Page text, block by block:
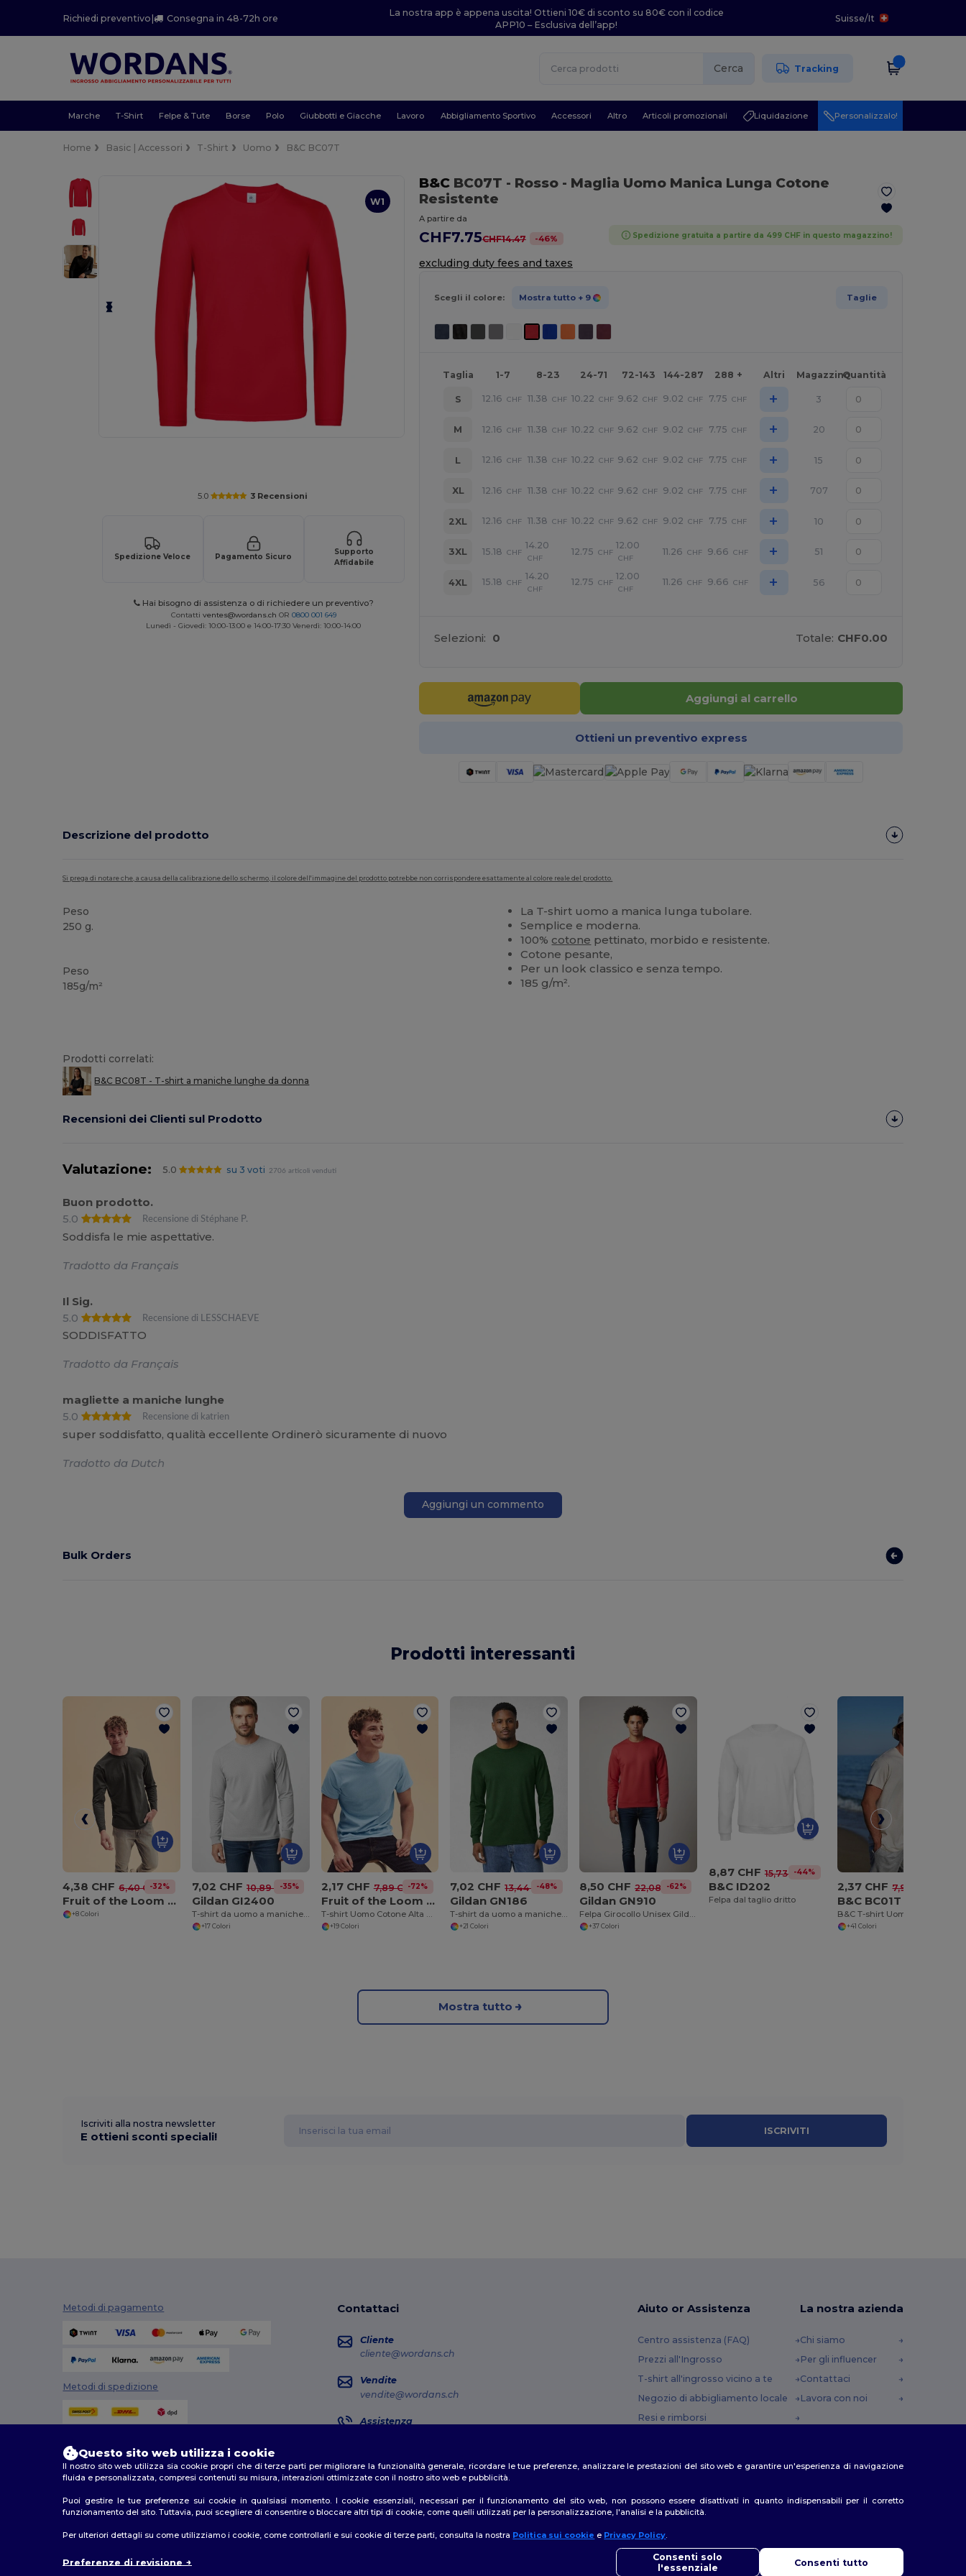
Richiedi preventivo| Consegna in 48-72h ore
La nostra app è appena uscita! Ottieni 10€ di sconto su 80€ con il codice
APP10 – Esclusiva dell’app!
Suisse/It
Cerca Tracking
Marche T-Shirt Felpe & Tute Borse Polo Giubbotti e Giacche Lavoro Abbigliamento Sportivo Accessori Altro Articoli promozionali Liquidazione Personalizzalo!
Home Basic | Accessori T-Shirt Uomo B&C BC07T
W1
5.0 3 Recensioni
Spedizione Veloce Pagamento Sicuro
Supporto
Affidabile
Hai bisogno di assistenza o di richiedere un preventivo?
Contatti ventes@wordans.ch OR 0800 001 649
Lunedì - Giovedì: 10:00-13:00 e 14:00-17:30 Venerdì: 10:00-14:00
B&CBC07T - Rosso- Maglia Uomo Manica Lunga Cotone
Resistente
A partire da
CHF7.75CHF14.47 -46% Spedizione gratuita a partire da 499 CHF in questo magazzino!
excluding duty fees and taxes
Scegli il colore: Mostra tutto + 9 Taglie
Taglia 1-7 8-23 24-71 72-143 144-287 288 + Altri MagazzinoQuantità
S 12.16 CHF 11.38 CHF 10.22 CHF 9.62 CHF 9.02 CHF 7.75 CHF + 3
M 12.16 CHF 11.38 CHF 10.22 CHF 9.62 CHF 9.02 CHF 7.75 CHF + 20
L 12.16 CHF 11.38 CHF 10.22 CHF 9.62 CHF 9.02 CHF 7.75 CHF + 15
XL 12.16 CHF 11.38 CHF 10.22 CHF 9.62 CHF 9.02 CHF 7.75 CHF + 707
2XL 12.16 CHF 11.38 CHF 10.22 CHF 9.62 CHF 9.02 CHF 7.75 CHF + 10
3XL 15.18 CHF
14.20
CHF
12.75 CHF
12.00
CHF
11.26 CHF 9.66 CHF + 51
4XL 15.18 CHF
14.20
CHF
12.75 CHF
12.00
CHF
11.26 CHF 9.66 CHF + 56
Selezioni: 0 Totale: CHF0.00
Aggiungi al carrello
Ottieni un preventivo express
Descrizione del prodotto
Si prega di notare che, a causa della calibrazione dello schermo, il colore dell'immagine del prodotto potrebbe non corrispondere esattamente al colore reale del prodotto.
Peso
250 g.
Peso
185g/m²
La T-shirt uomo a manica lunga tubolare.
Semplice e moderna.
100% cotone pettinato, morbido e resistente.
Cotone pesante,
Per un look classico e senza tempo.
185 g/m².
Prodotti correlati:
B&C BC08T - T-shirt a maniche lunghe da donna
Recensioni dei Clienti sul Prodotto
Valutazione: 5.0 su 3 voti 2706 articoli venduti
Buon prodotto.
5.0
Recensione di Stéphane P.
Soddisfa le mie aspettative.
Tradotto da Français
Il Sig.
5.0
Recensione di LESSCHAEVE
SODDISFATTO
Tradotto da Français
magliette a maniche lunghe
5.0
Recensione di katrien
super soddisfatto, qualità eccellente Ordinerò sicuramente di nuovo
Tradotto da Dutch
Aggiungi un commento
Bulk Orders
Prodotti interessanti
4,38 CHF 6,40 CHF
-32%
Fruit of the Loom SC201 Maglia Maniche Lunghe
+8 Colori
7,02 CHF 10,89 CHF
-35%
Gildan GI2400
T-shirt da uomo a maniche lunghe in 100% cotone
+17 Colori
2,17 CHF 7,89 CHF-72%
Fruit of the Loom SS048
T-shirt Uomo Cotone Alta Qualità
+19 Colori
7,02 CHF 13,44 CHF
-48%
Gildan GN186
T-shirt da uomo a maniche lunghe Ultra-T
+21 Colori
8,50 CHF 22,08 CHF
-62%
Gildan GN910
Felpa Girocollo Unisex Gildan GN910 in Misto Cotone
+37 Colori
8,87 CHF 15,73 CHF
-44%
B&C ID202
Felpa dal taglio dritto
2,37 CHF 7,92 CHF
B&C BC01T
+41 Colori
Mostra tutto
Iscriviti alla nostra newsletter
E ottieni sconti speciali! ISCRIVITI
Metodi di pagamento
Metodi di spedizione
Contattaci
Cliente
cliente@wordans.ch
Vendite
vendite@wordans.ch
Assistenza
Dov'e' il mio pacco?
Aiuto or Assistenza
Centro assistenza (FAQ)
Prezzi all'Ingrosso
T-shirt all'ingrosso vicino a te
Negozio di abbigliamento locale
Resi e rimborsi
La nostra azienda
Chi siamo
Per gli influencer
Contattaci
Lavora con noi
2026. Tutti i diritti riservati
Questo sito web utilizza i cookie
Il nostro sito web utilizza sia cookie propri che di terze parti per migliorare la funzionalità generale, ricordare le tue preferenze, analizzare le prestazioni del sito web e garantire un'esperienza di navigazione
fluida e personalizzata, compresi contenuti su misura, interazioni ottimizzate con il nostro sito web e pubblicità.
Puoi gestire le tue preferenze sui cookie in qualsiasi momento. I cookie essenziali, necessari per il funzionamento del sito web, non possono essere disattivati in quanto indispensabili per il corretto
funzionamento del sito. Tuttavia, puoi scegliere di consentire o bloccare altri tipi di cookie, come quelli utilizzati per la personalizzazione, l'analisi e la pubblicità.
Per ulteriori dettagli su come utilizziamo i cookie, come controllarli e sui cookie di terze parti, consulta la nostra Politica sui cookie e Privacy Policy.
Preferenze di revisione
Consenti solo
l'essenziale
Consenti tutto
👋 Ciao
In caso di domande o dubbi, puoi contattarci in qualsiasi momento. Il
nostro chatbot è qui per aiutarti.